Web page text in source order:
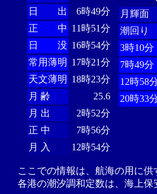
日 出
6時49分
正 中 11時51分
日 没 16時54分
常用薄明 17時21分
天文薄明 18時23分
月 齢
25.6
月 出
2時52分
正 中
7時56分
月 入
12時54分
月輝面
潮回り
3時10分
7時49分
12時58
20時33
ここでの情報は、航海の用に
各港の潮汐調和定数は、海上